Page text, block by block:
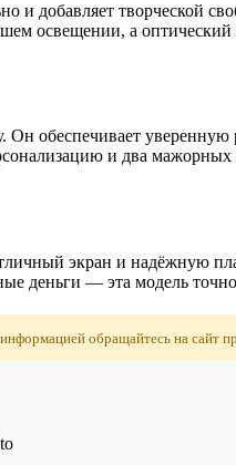
и добавляет творческой
освещении, а
обеспечивает
и два
экран и надёжную
деньги — эта модель
обращайтесь на сайт